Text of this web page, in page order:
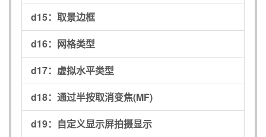
d15： 取景边框
d16： 网格类型
d17： 虚拟水平类型
d18： 通过半按取消变焦(MF)
d19： 自定义显示屏拍摄显示